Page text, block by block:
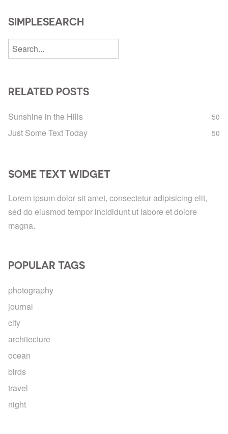
SIMPLESEARCH
RELATED POSTS
50
Sunshine in the Hills
50
Just Some Text Today
SOME TEXT WIDGET
Lorem ipsum dolor sit amet, consectetur adipisicing elit,
sed do eiusmod tempor incididunt ut labore et dolore
magna.
POPULAR TAGS
photography
journal
city
architecture
ocean
birds
travel
night